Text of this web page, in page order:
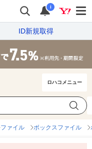
i
ID新規取得
ロハコメニュー
ファイル ボックスファイル